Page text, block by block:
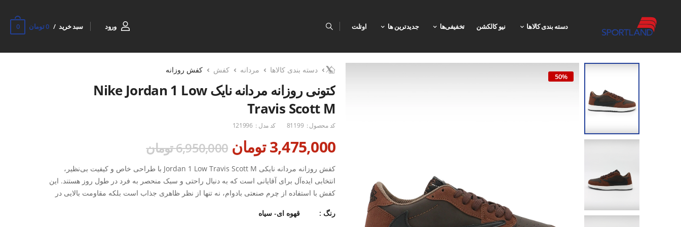
دسته بندی کالاها نیو کالکشن تخفیفی‌ها جدیدترین ها اوتلت ورود سبد خرید 0 تومان 0
50%
دسته بندی کالاها مردانه کفش کفش روزانه
کتونی روزانه مردانه نایک Nike Jordan 1 Low
Travis Scott M
کد محصول : 81199 کد مدل : 121996
3,475,000 تومان 6,950,000 تومان
کفش روزانه مردانه نایکی Jordan 1 Low Travis Scott M با طراحی خاص و کیفیت بی‌نظیر،
انتخابی ایده‌آل برای آقایانی است که به دنبال راحتی و سبک منحصر به فرد در طول روز هستند. این
کفش با استفاده از چرم صنعتی بادوام، نه تنها از نظر ظاهری جذاب است بلکه مقاومت بالایی در
رنگ : قهوه ای- سیاه